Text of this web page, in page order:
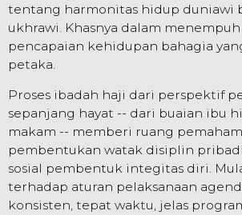
tentang harmonitas hidup duniawi
ukhrawi. Khasnya dalam
pencapaian kehidupan bahagia
petaka.
Proses ibadah haji dari perspektif
sepanjang hayat -- dari buaian ibu
makam -- memberi ruang
pembentukan watak disiplin
sosial pembentuk integitas diri.
terhadap aturan pelaksanaan
konsisten, tepat waktu, jelas